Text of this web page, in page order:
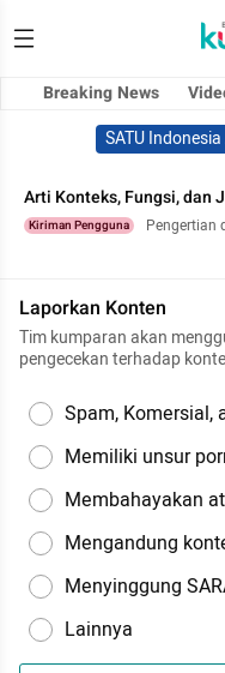
Breaking News
SATU
Arti Konteks, Fungsi, dan
Kiriman Pengguna Pengertian
Laporkan Konten
Tim kumparan akan
pengecekan terhadap
Spam, Komersial,
Memiliki unsur
Membahayakan
Mengandung
Menyinggung
Lainnya